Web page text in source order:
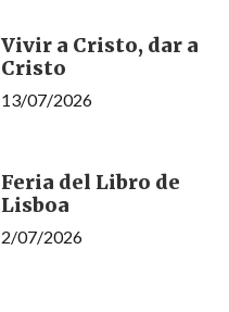
Vivir a Cristo, dar a
Cristo
13/07/2026
Feria del Libro de
Lisboa
2/07/2026